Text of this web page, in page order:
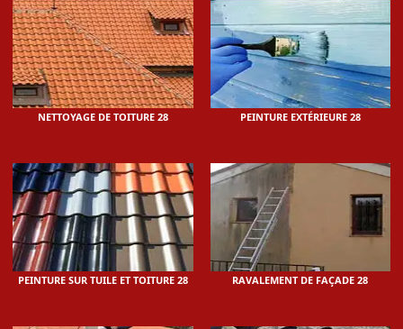
NETTOYAGE DE TOITURE 28 PEINTURE EXTÉRIEURE 28
PEINTURE SUR TUILE ET TOITURE 28 RAVALEMENT DE FAÇADE 28